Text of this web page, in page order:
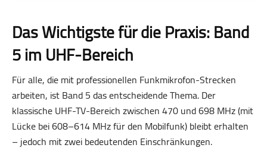
Das Wichtigste für die Praxis: Band
5 im UHF-Bereich
Für alle, die mit professionellen Funkmikrofon-Strecken
arbeiten, ist Band 5 das entscheidende Thema. Der
klassische UHF-TV-Bereich zwischen 470 und 698 MHz (mit
Lücke bei 608–614 MHz für den Mobilfunk) bleibt erhalten
– jedoch mit zwei bedeutenden Einschränkungen.